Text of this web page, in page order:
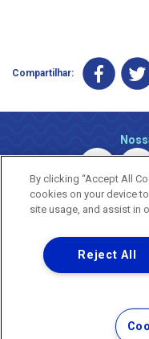
Compartilhar:
Nossa
Termos Gerais
Política de
By clicking “Accept All
cookies on your device
site usage, and assist in
Reject All